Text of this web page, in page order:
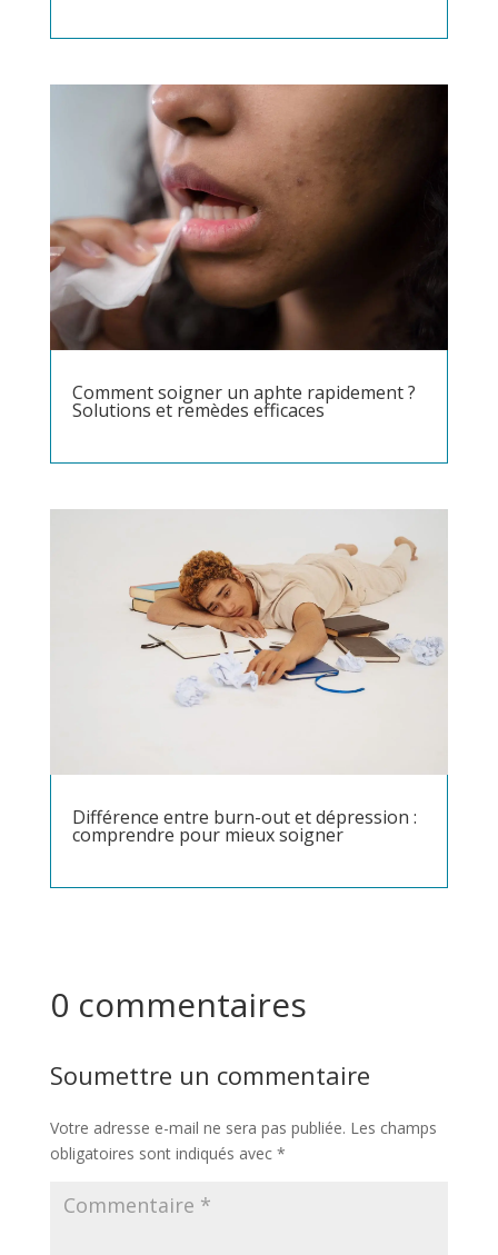
Comment soigner un aphte rapidement ?
Solutions et remèdes efficaces
Différence entre burn-out et dépression :
comprendre pour mieux soigner
0 commentaires
Soumettre un commentaire
Votre adresse e-mail ne sera pas publiée. Les champs
obligatoires sont indiqués avec *